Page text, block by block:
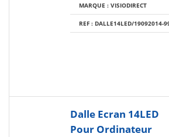
MARQUE : VISIODIRECT
REF : DALLE14LED/19092014-
Dalle Ecran 14LED
Pour Ordinateur